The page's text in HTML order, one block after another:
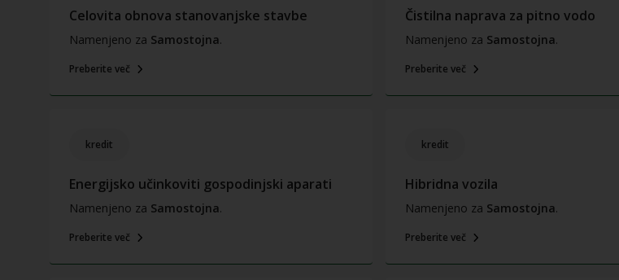
Celovita obnova stanovanjske stavbe
Namenjeno za Samostojna.
Preberite več
Čistilna naprava za pitno vodo
Namenjeno za Samostojna.
Preberite več
kredit
Energijsko učinkoviti gospodinjski aparati
Namenjeno za Samostojna.
Preberite več
kredit
Hibridna vozila
Namenjeno za Samostojna.
Preberite več